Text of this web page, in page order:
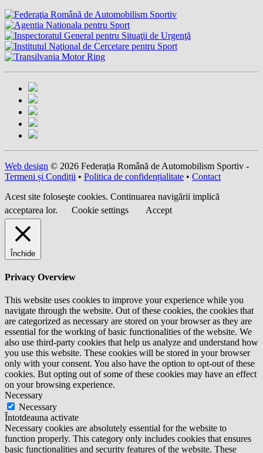
Web design © 2026 Federația Română de Automobilism Sportiv -
Termeni și Condiții • Politica de confidențialitate • Contact
Acest site foloseşte cookies. Continuarea navigării implică
acceptarea lor.
Cookie settings Accept
Închide
Privacy Overview
This website uses cookies to improve your experience while you
navigate through the website. Out of these cookies, the cookies that
are categorized as necessary are stored on your browser as they are
essential for the working of basic functionalities of the website. We
also use third-party cookies that help us analyze and understand how
you use this website. These cookies will be stored in your browser
only with your consent. You also have the option to opt-out of these
cookies. But opting out of some of these cookies may have an effect
on your browsing experience.
Necessary
Necessary
Întotdeauna activate
Necessary cookies are absolutely essential for the website to
function properly. This category only includes cookies that ensures
basic functionalities and security features of the website. These